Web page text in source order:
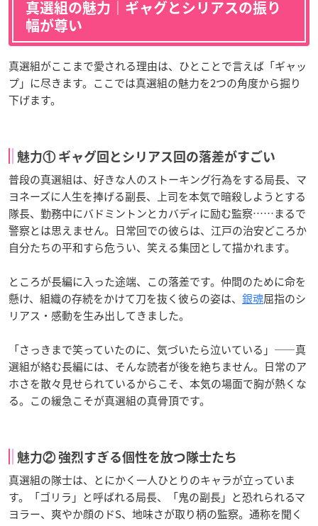
真選組の魅力｜ギャグとシリアスの振り
幅が尊い
真選組がここまで愛される理由は、ひとことで言えば「ギャッ
プ」に尽きます。ここでは真選組の魅力を2つの角度から掘り
下げます。
魅力① ギャグ回とシリアス回の落差がすごい
普段の真選組は、好きな人のストーキング行為をする局長、マ
ヨネーズに人生を捧げる副長、上司を本気で暗殺しようとする
隊長、勤務中にバドミントンとカバディに励む監察……まるで
警察とは思えません。日常回での彼らは、江戸の治安どころか
自分たちの平和すら危うい、笑える集団として描かれます。
ところが長編に入った途端、この落差です。仲間のために命を
懸け、組織の存続をかけて刀を抜く彼らの姿は、 銀魂屈指のシ
リアス・感動を生み出してきました。
「さっきまで笑っていたのに、気づいたら泣いている」——真
選組が絡む長編には、そんな読者が後を絶ちません。日常のア
ホさを散々見せられているからこそ、本気の場面で胸が熱くな
る。この緩急こそが真選組の真骨頂です。
魅力② 強烈すぎる個性を放つ隊士たち
真選組の隊士は、とにかく一人ひとりのキャラが立っていま
す。「ゴリラ」と呼ばれる局長、「鬼の副長」と恐れられるマ
ヨラー、爽やか顔のドS、地味さが取り柄の監察。通称を聞く